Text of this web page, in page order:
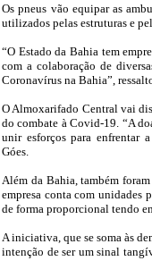
Os pneus vão equipar as
utilizados pelas estruturas e
“O Estado da Bahia tem
com a colaboração de
Coronavírus na Bahia”,
O Almoxarifado Central vai
do combate à Covid-19. “A
unir esforços para enfrentar
Góes.
Além da Bahia, também
empresa conta com
de forma proporcional tendo
A iniciativa, que se soma às
intenção de ser um sinal